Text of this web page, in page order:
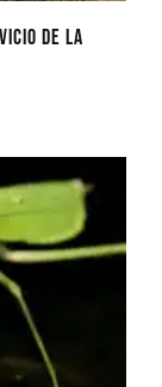
de la